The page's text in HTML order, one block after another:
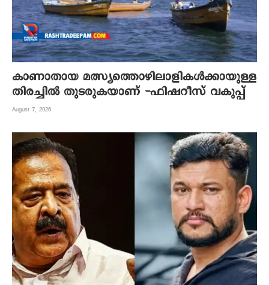
കാണാതായ മത്സ്യത്തൊഴിലാളികൾക്കായുള്ള
തിരച്ചിൽ തുടരുകയാണ് -ഫിഷറീസ് വകുപ്പ്
August 7, 2026